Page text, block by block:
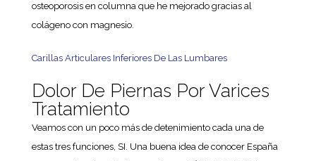
osteoporosis en columna que he mejorado gracias al
colágeno con magnesio.
Carillas Articulares Inferiores De Las Lumbares
Dolor De Piernas Por Varices
Tratamiento
Veamos con un poco más de detenimiento cada una de
estas tres funciones, SI. Una buena idea de conocer España